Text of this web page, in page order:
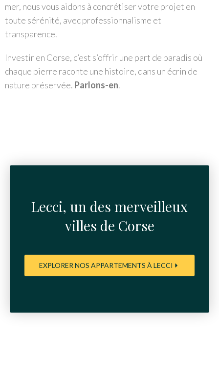
mer, nous vous aidons à concrétiser votre projet en
toute sérénité, avec professionnalisme et
transparence.
Investir en Corse, c’est s’offrir une part de paradis où
chaque pierre raconte une histoire, dans un écrin de
nature préservée. Parlons-en.
Lecci, un des merveilleux
villes de Corse
EXPLORER NOS APPARTEMENTS À LECCI